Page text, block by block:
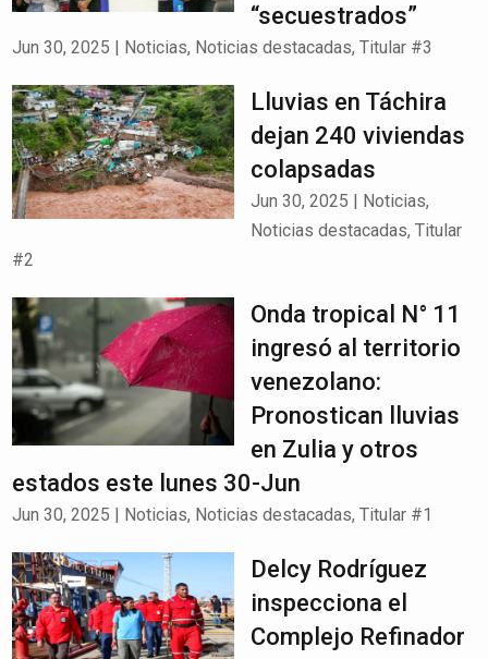
“secuestrados”
Jun 30, 2025 | Noticias, Noticias destacadas,Titular #3
Lluvias en Táchira
dejan 240 viviendas
colapsadas
Jun 30, 2025 | Noticias,
Noticias destacadas,Titular
#2
Onda tropical N° 11
ingresó al territorio
venezolano:
Pronostican lluvias
en Zulia y otros
estados este lunes 30-Jun
Jun 30, 2025 | Noticias, Noticias destacadas,Titular #1
Delcy Rodríguez
inspecciona el
Complejo Refinador